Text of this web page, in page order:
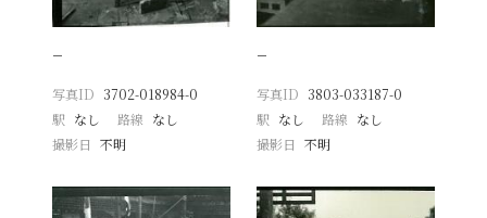
−
写真ID 3702-018984-0
駅 なし 路線 なし
撮影日
不明
−
写真ID 3803-033187-0
駅 なし 路線 なし
撮影日 不明